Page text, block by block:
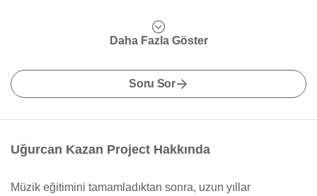
Daha Fazla Göster
Soru Sor
Uğurcan Kazan Project Hakkında
Müzik eğitimini tamamladıktan sonra, uzun yıllar